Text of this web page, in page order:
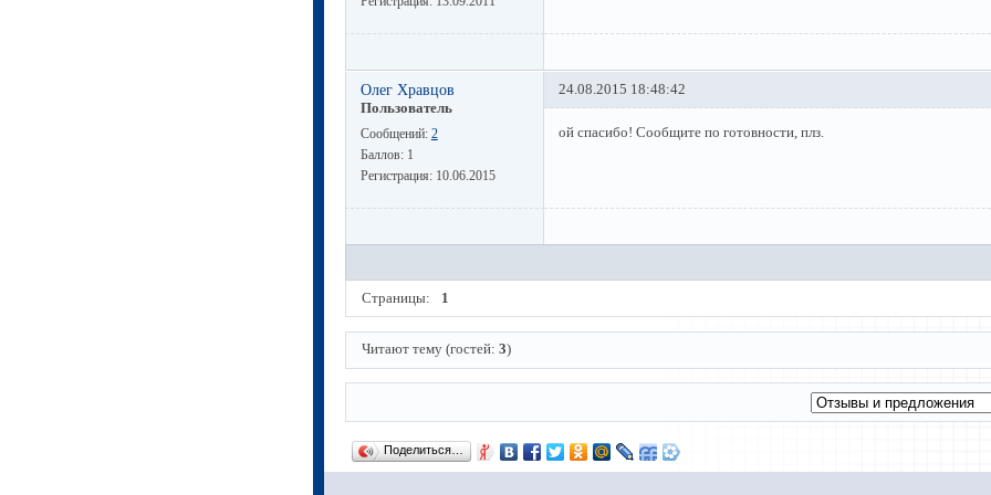
Олег Хравцов
Пользователь
Сообщений: 2
Баллов: 1
Регистрация: 10.06.2015
24.08.2015 18:48:42
ой спасибо! Сообщите по готовности, плз.
Страницы: 1
Читают тему (гостей:3)
Поделиться…